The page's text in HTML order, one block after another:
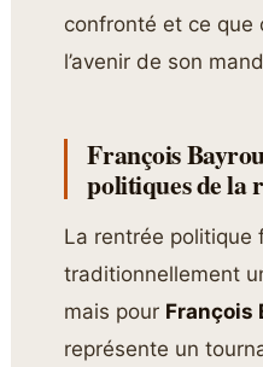
confronté et ce que
l’avenir de son
François
politiques de la
La rentrée politique
traditionnellement
mais pour François
représente un